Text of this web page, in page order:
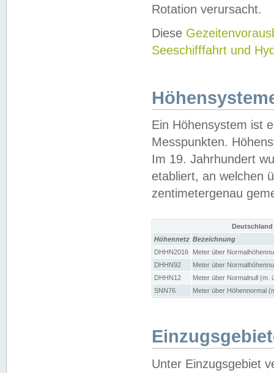
Rotation verursacht.
Diese
Seeschifffahrt und
Ein Höhensystem ist
Messpunkten.
Im 19. Jahrhundert
etabliert, an welchen
zentimetergenau
Höhennetz Bezeichnung
DHHN2016
Meter über
DHHN92
Meter über
DHHN12
Meter über Normalnull (m.
SNN76
Meter über Höhennormal
Unter Einzugsgebiet